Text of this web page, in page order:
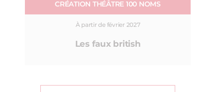
CRÉATION THÉÂTRE 100 NOMS
À partir de février 2027
Les faux british